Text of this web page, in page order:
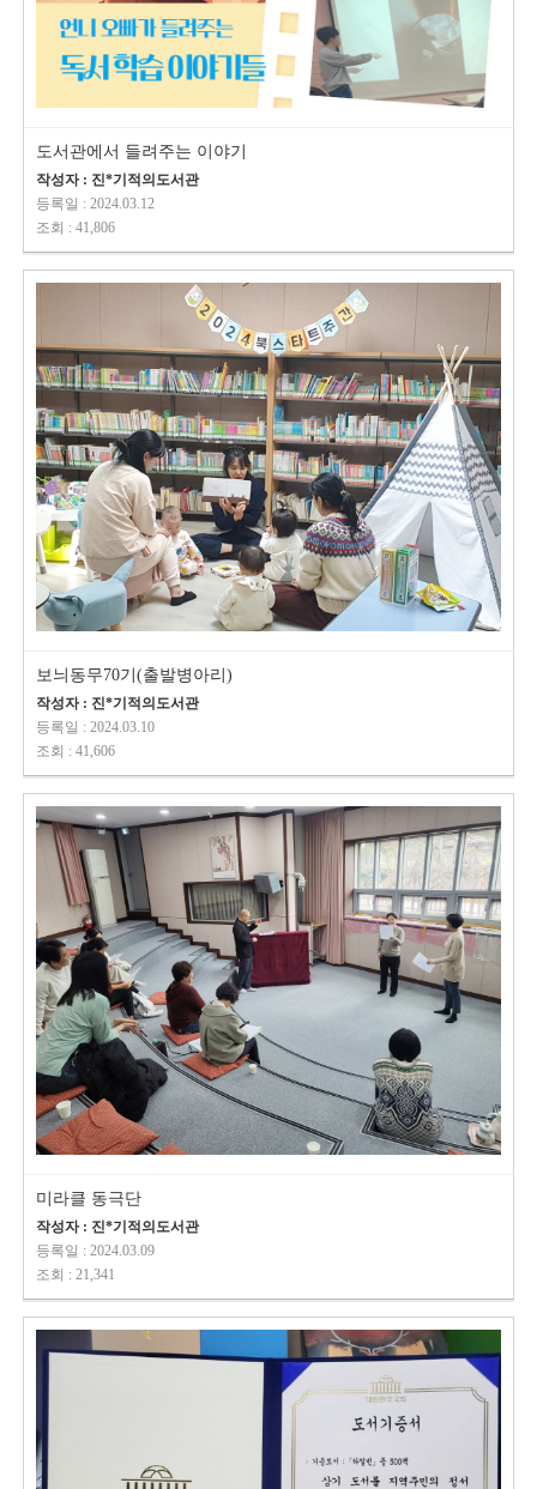
도서관에서 들려주는 이야기
작성자 : 진*기적의도서관
등록일 : 2024.03.12
조회 : 41,806
보늬동무70기(출발병아리)
작성자 : 진*기적의도서관
등록일 : 2024.03.10
조회 : 41,606
미라클 동극단
작성자 : 진*기적의도서관
등록일 : 2024.03.09
조회 : 21,341